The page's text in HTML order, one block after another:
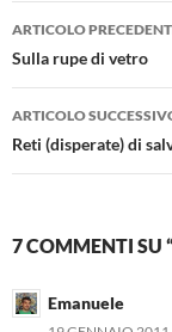
articolo
ARTICOLO
Sulla rupe di vetro
ARTICOLO
Reti (disperate) di
7 COMMENTI SU
Emanuele